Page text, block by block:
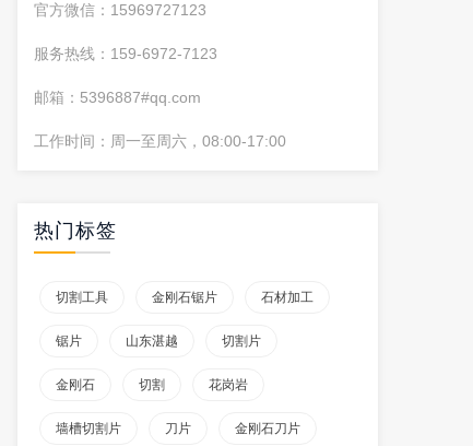
官方微信：15969727123
服务热线：159-6972-7123
邮箱：5396887#qq.com
工作时间：周一至周六，08:00-17:00
热门标签
切割工具 金刚石锯片 石材加工
锯片 山东湛越 切割片
金刚石 切割 花岗岩
墙槽切割片 刀片 金刚石刀片